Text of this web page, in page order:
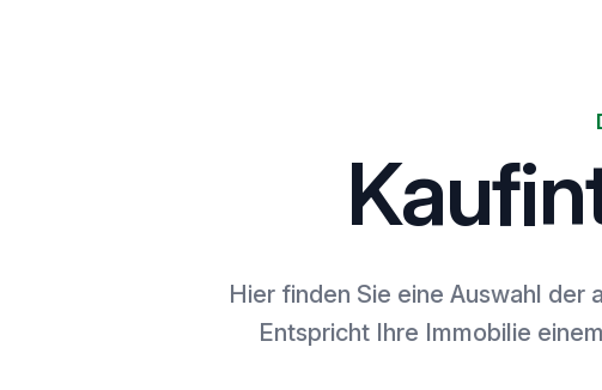
Hier finden Sie eine Auswahl
Entspricht Ihre Immobilie